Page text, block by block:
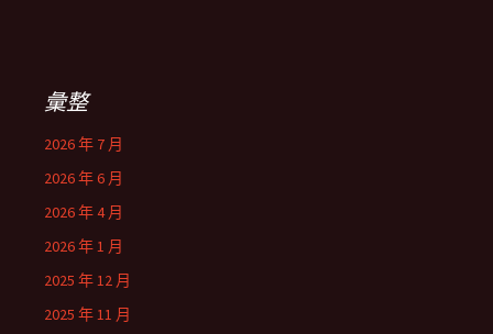
彙整
2026 年 7 月
2026 年 6 月
2026 年 4 月
2026 年 1 月
2025 年 12 月
2025 年 11 月